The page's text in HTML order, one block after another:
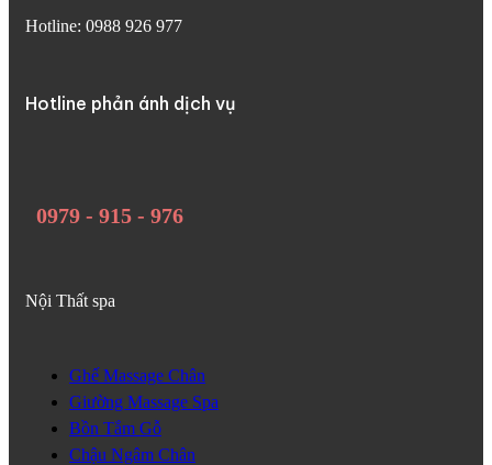
Hotline: 0988 926 977
Hotline phản ánh dịch vụ
0979 - 915 - 976
Nội Thất spa
Ghế Massage Chân
Giường Massage Spa
Bồn Tắm Gỗ
Chậu Ngâm Chân